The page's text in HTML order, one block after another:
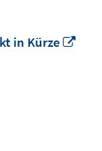
in Kürze